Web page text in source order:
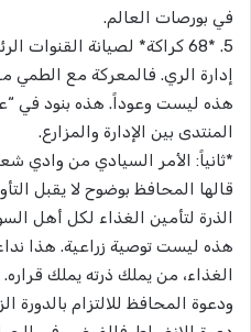
في بورصات العالم.
5. *68 كراكة* لصيانة
إدارة الري. فالمعركة مع الطمي
هذه ليست وعوداً. هذه بنود في
المنتدى بين الإدارة والمزارع.
*ثانياً: الأمر السيادي من وادي
قالها المحافظ بوضوح لا يقبل
الذرة لتأمين الغذاء لكل أهل
هذه ليست توصية زراعية. هذا
الغذاء، من يملك ذرته يملك
ودعوة المحافظ للالتزام بالدورة